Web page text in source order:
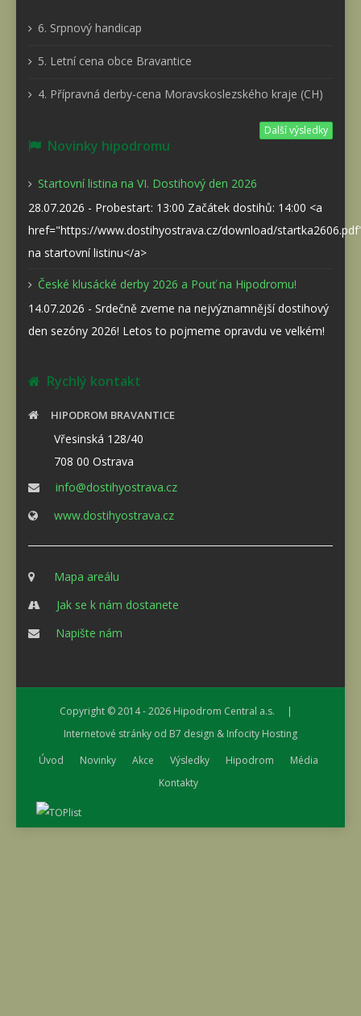
6. Srpnový handicap
5. Letní cena obce Bravantice
4. Přípravná derby-cena Moravskoslezského kraje (CH)
Další výsledky
Novinky hipodromu
Startovní listina na VI. Dostihový den 2026
28.07.2026 - Probestart: 13:00 Začátek dostihů: 14:00 <a
href="https://www.dostihyostrava.cz/download/
na startovní listinu</a>
České klusácké derby 2026 a Pouť na Hipodromu!
14.07.2026 - Srdečně zveme na nejvýznamnější dostihový
den sezóny 2026! Letos to pojmeme opravdu ve velkém!
Rychlý kontakt
HIPODROM BRAVANTICE
Vřesinská 128/40
708 00 Ostrava
info@dostihyostrava.cz
www.dostihyostrava.cz
Mapa areálu
Jak se k nám dostanete
Napište nám
Copyright © 2014 - 2026 Hipodrom Central a.s. |
Internetové stránky od B7 design & Infocity Hosting
Úvod
Novinky Akce Výsledky Hipodrom
Média
Kontakty